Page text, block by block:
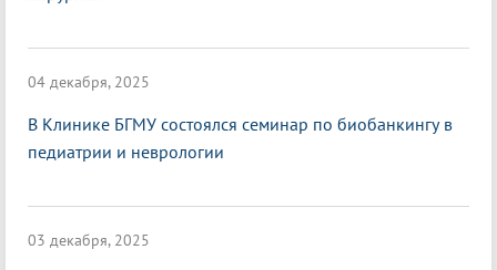
04 декабря, 2025
В Клинике БГМУ состоялся семинар по биобанкингу в
педиатрии и неврологии
03 декабря, 2025